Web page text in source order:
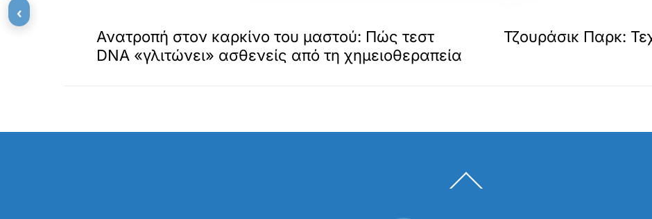
Ανατροπή στον καρκίνο του μαστού: Πώς τεστ
DNA «γλιτώνει» ασθενείς από τη χημειοθεραπεία
Τζουράσικ Παρκ:
To
‹